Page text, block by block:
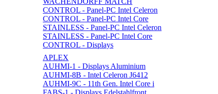
CONTROL - Panel-PC Intel Celeron
CONTROL - Panel-PC Intel Core
STAINLESS - Panel-PC Intel Celeron
STAINLESS - Panel-PC Intel Core
CONTROL - Displays
APLEX
AUHMI-1 - Displays Aluminium
AUHMI-8B - Intel Celeron J6412
AUHMI-9C - 11th Gen. Intel Core i
FABS-1 - Displays Edelstahlfront